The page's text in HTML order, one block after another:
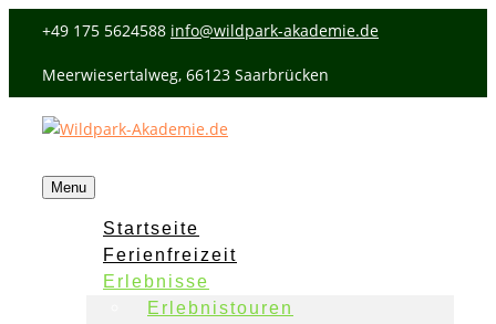
+49 175 5624588 info@wildpark-akademie.de
Meerwiesertalweg, 66123 Saarbrücken
Menu
Startseite
Ferienfreizeit
Erlebnisse
Erlebnistouren